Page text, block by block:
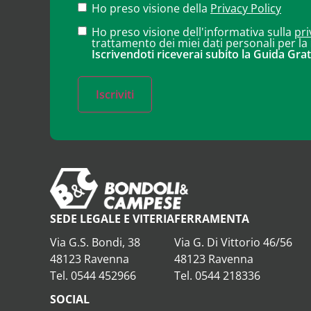
Ho preso visione della Privacy Policy
Ho preso visione dell'informativa sulla
trattamento dei miei dati personali per la
Iscrivendoti riceverai subito la Guida
Iscriviti
SEDE LEGALE E VITERIA
Via G.S. Bondi, 38
48123 Ravenna
Tel. 0544 452966
FERRAMENTA
Via G. Di Vittorio 46/56
48123 Ravenna
Tel. 0544 218336
SOCIAL